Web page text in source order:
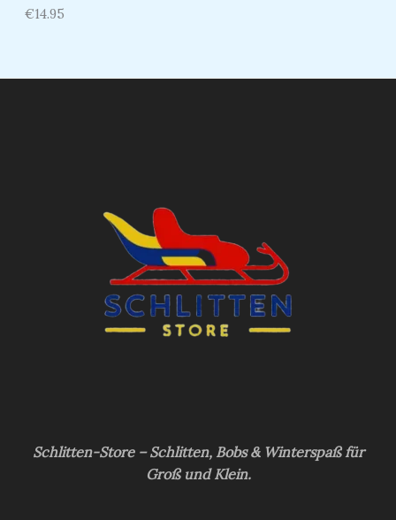
€14.95
Schlitten-Store – Schlitten, Bobs & Winterspaß für
Groß und Klein.